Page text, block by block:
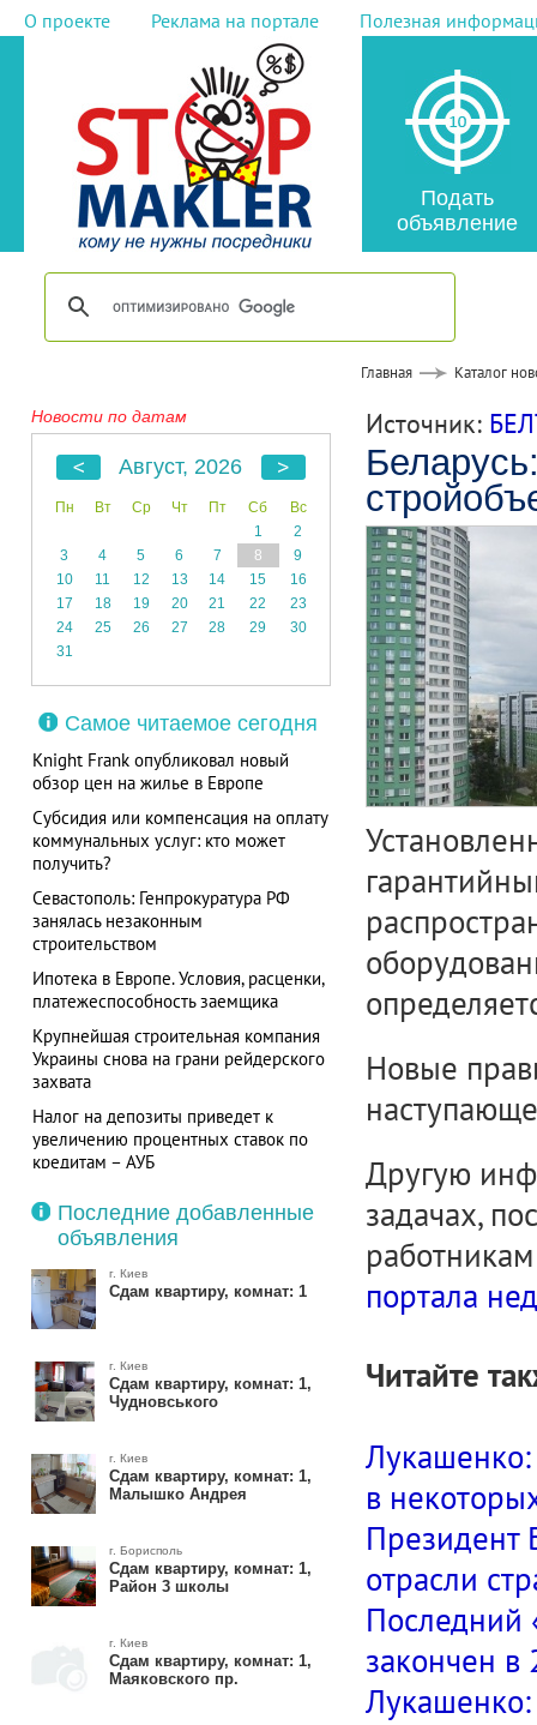
О проекте Реклама на портале Полезная
Подать
объявление
Главная Каталог
Новости по датам
Август, 2026
Пн Вт Ср Чт Пт Сб
Вс
1
2
3
4 5 6 7 8
9
10
11 12 13 14 15
16
17
18 19 20 21 22
23
24
25 26 27 28 29
30
31
Самое читаемое сегодня
Knight Frank опубликовал новый
обзор цен на жилье в Европе
Субсидия или компенсация на оплату
коммунальных услуг: кто может
получить?
Севастополь: Генпрокуратура РФ
занялась незаконным
строительством
Ипотека в Европе. Условия, расценки,
платежеспособность заемщика
Крупнейшая строительная компания
Украины снова на грани рейдерского
захвата
Налог на депозиты приведет к
увеличению процентных ставок по
кредитам – АУБ
Последние добавленные
объявления
г. Киев
Сдам квартиру, комнат: 1
г. Киев
Сдам квартиру, комнат: 1,
Чудновського
г. Киев
Сдам квартиру, комнат: 1,
Малышко Андрея
г. Борисполь
Сдам квартиру, комнат: 1,
Район 3 школы
г. Киев
Сдам квартиру, комнат: 1,
Маяковского пр.
Источник:
Новые
Другую
задачах,
портала
Читайте
Лукашенко:
в
Президент
отрасли
Последний
закончен в
Лукашенко: